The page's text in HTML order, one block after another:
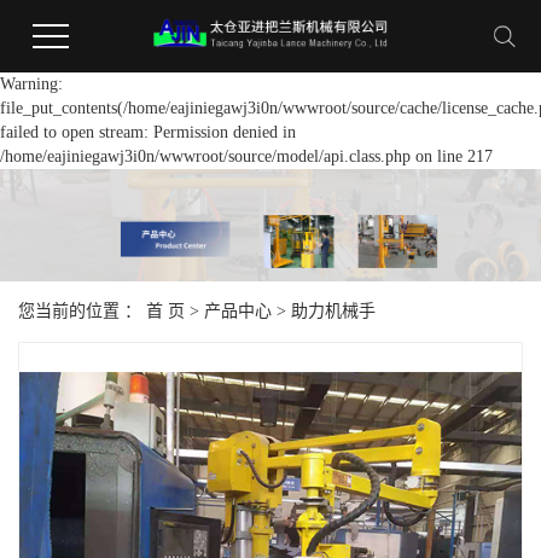
Warning:
file_put_contents(/home/eajiniegawj3i0n/wwwroot/source/cache/
failed to open stream: Permission denied in
/home/eajiniegawj3i0n/wwwroot/source/model/api.class.php on line 217
您当前的位置 ： 首 页 > 产品中心 > 助力机械手